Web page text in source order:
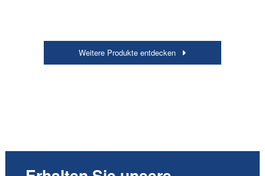
Weitere Produkte entdecken